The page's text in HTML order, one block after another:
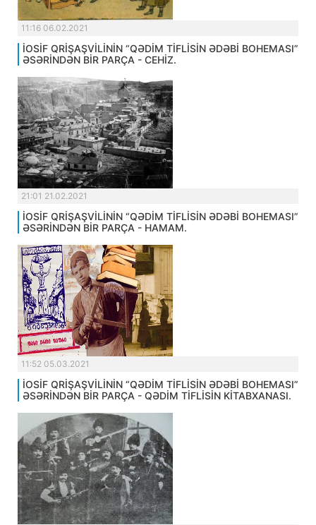
11:16 06.02.2021
İOSİF QRİŞAŞVİLİNİN “QƏDİM TİFLİSİN ƏDƏBİ BOHEMASI”
ƏSƏRİNDƏN BİR PARÇA - CEHİZ.
21:01 21.02.2021
İOSİF QRİŞAŞVİLİNİN “QƏDİM TİFLİSİN ƏDƏBİ BOHEMASI”
ƏSƏRİNDƏN BİR PARÇA - HAMAM.
11:52 05.03.2021
İOSİF QRİŞAŞVİLİNİN “QƏDİM TİFLİSİN ƏDƏBİ BOHEMASI”
ƏSƏRİNDƏN BİR PARÇA - QƏDİM TİFLİSİN KİTABXANASI.